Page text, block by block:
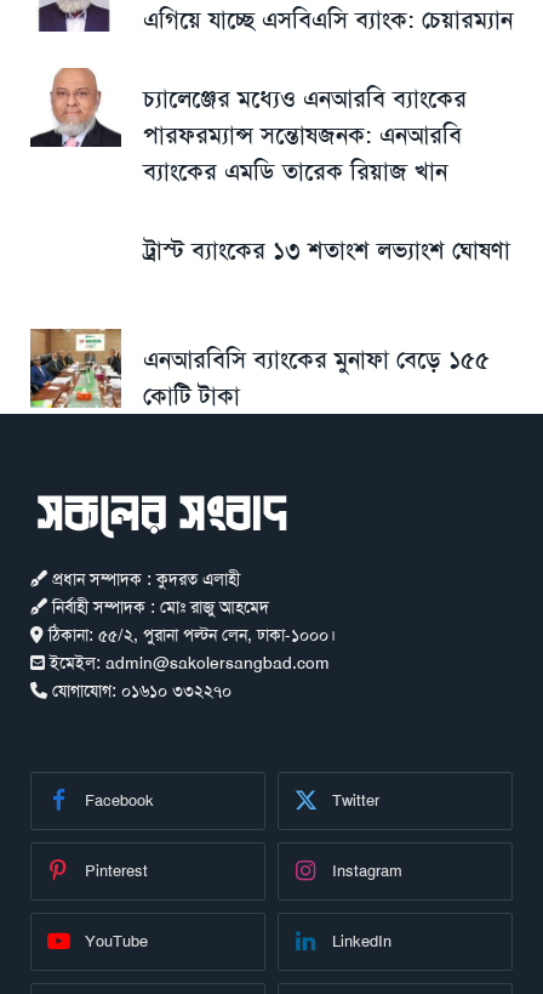
এগিয়ে যাচ্ছে এসবিএসি ব্যাংক: চেয়ারম্যান
চ্যালেঞ্জের মধ্যেও এনআরবি ব্যাংকের
পারফরম্যান্স সন্তোষজনক: এনআরবি
ব্যাংকের এমডি তারেক রিয়াজ খান
ট্রাস্ট ব্যাংকের ১৩ শতাংশ লভ্যাংশ ঘোষণা
এনআরবিসি ব্যাংকের মুনাফা বেড়ে ১৫৫
কোটি টাকা
প্রধান সম্পাদক : কুদরত এলাহী
নির্বাহী সম্পাদক : মোঃ রাজু আহমেদ
ঠিকানা: ৫৫/২, পুরানা পল্টন লেন, ঢাকা-১০০০।
ইমেইল: admin@sakolersangbad.com
যোগাযোগ: ০১৬১০ ৩৩২২৭০
Facebook Twitter
Pinterest Instagram
YouTube LinkedIn